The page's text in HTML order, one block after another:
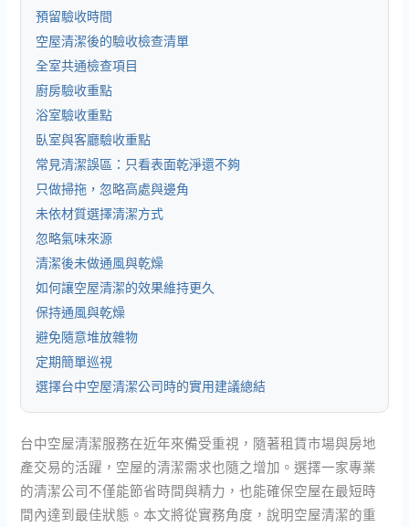
預留驗收時間
空屋清潔後的驗收檢查清單
全室共通檢查項目
廚房驗收重點
浴室驗收重點
臥室與客廳驗收重點
常見清潔誤區：只看表面乾淨還不夠
只做掃拖，忽略高處與邊角
未依材質選擇清潔方式
忽略氣味來源
清潔後未做通風與乾燥
如何讓空屋清潔的效果維持更久
保持通風與乾燥
避免隨意堆放雜物
定期簡單巡視
選擇台中空屋清潔公司時的實用建議總結
台中空屋清潔服務在近年來備受重視，隨著租賃市場與房地
產交易的活躍，空屋的清潔需求也隨之增加。選擇一家專業
的清潔公司不僅能節省時間與精力，也能確保空屋在最短時
間內達到最佳狀態。本文將從實務角度，說明空屋清潔的重